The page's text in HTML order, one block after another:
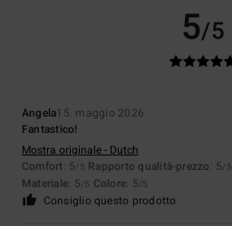
5/5
Angela15. maggio 2026
Fantastico!
Mostra originale - Dutch
Comfort: 5/5 Rapporto qualità-prezzo: 5/5
Materiale: 5/5 Colore: 5/5
Consiglio questo prodotto